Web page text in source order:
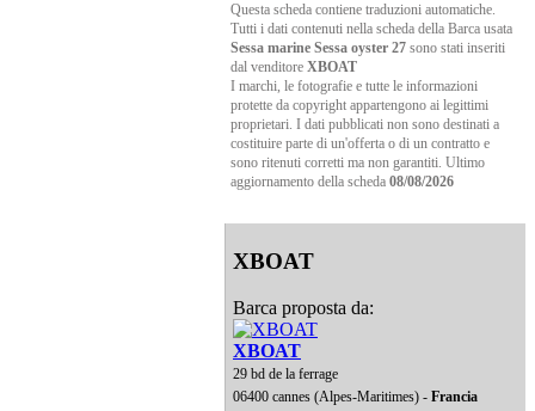
Questa scheda contiene traduzioni automatiche.
Tutti i dati contenuti nella scheda della Barca usata
Sessa marine Sessa oyster 27 sono stati inseriti
dal venditore XBOAT
I marchi, le fotografie e tutte le informazioni
protette da copyright appartengono ai legittimi
proprietari. I dati pubblicati non sono destinati a
costituire parte di un'offerta o di un contratto e
sono ritenuti corretti ma non garantiti. Ultimo
aggiornamento della scheda 08/08/2026
XBOAT
Barca proposta da:
XBOAT
29 bd de la ferrage
06400 cannes (Alpes-Maritimes) - Francia